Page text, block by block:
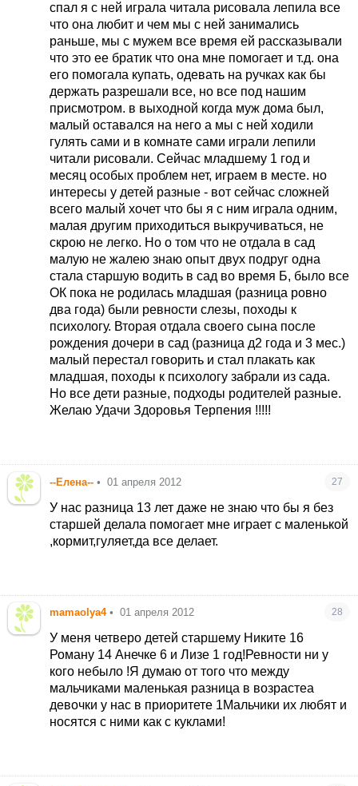
спал я с ней играла читала рисовала лепила все
что она любит и чем мы с ней занимались
раньше, мы с мужем все время ей рассказывали
что это ее братик что она мне помогает и т.д. она
его помогала купать, одевать на ручках как бы
держать разрешали все, но все под нашим
присмотром. в выходной когда муж дома был,
малый оставался на него а мы с ней ходили
гулять сами и в комнате сами играли лепили
читали рисовали. Сейчас младшему 1 год и
месяц особых проблем нет, играем в месте. но
интересы у детей разные - вот сейчас сложней
всего малый хочет что бы я с ним играла одним,
малая другим приходиться выкручиваться, не
скрою не легко. Но о том что не отдала в сад
малую не жалею знаю опыт двух подруг одна
стала старшую водить в сад во время Б, было все
ОК пока не родилась младшая (разница ровно
два года) были ревности слезы, походы к
психологу. Вторая отдала своего сына после
рождения дочери в сад (разница д2 года и 3 мес.)
малый перестал говорить и стал плакать как
младшая, походы к психологу забрали из сада.
Но все дети разные, подходы родителей разные.
Желаю Удачи Здоровья Терпения !!!!!
--Елена-- • 01 апреля 2012 27
У нас разница 13 лет даже не знаю что бы я без
старшей делала помогает мне играет с маленькой
,кормит,гуляет,да все делает.
mamaolya4 • 01 апреля 2012 28
У меня четверо детей старшему Никите 16
Роману 14 Анечке 6 и Лизе 1 год!Ревности ни у
кого небыло !Я думаю от того что между
мальчиками маленькая разница в возрастеа
девочки у нас в приоритете 1Мальчики их любят и
носятся с ними как с куклами!